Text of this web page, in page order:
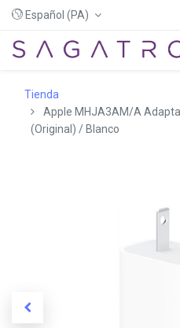
Español (PA)
Tienda
Apple MHJA3AM/A
(Original) / Blanco